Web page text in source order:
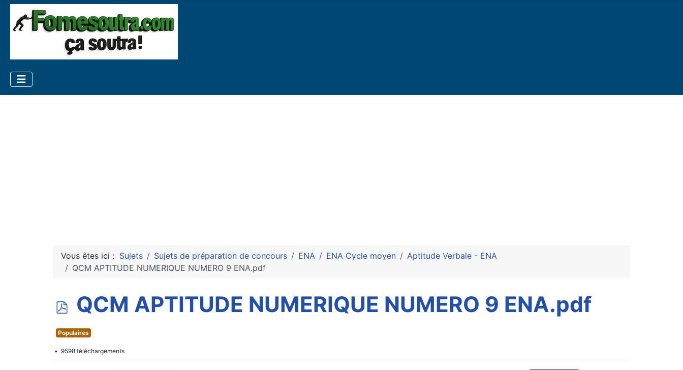
Vous êtes ici : Sujets Sujets de préparation de concours ENA ENA Cycle moyen
Aptitude Verbale - ENA
QCM APTITUDE NUMERIQUE NUMERO 9 ENA.pdf
p
d
f
QCM APTITUDE NUMERIQUE NUMERO 9 ENA.pdf
Populaires
9598 téléchargements